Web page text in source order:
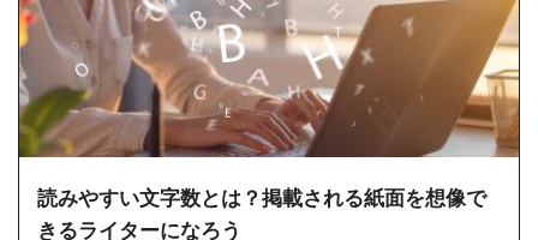
読みやすい文字数とは？掲載される紙面を想像で
きるライターになろう